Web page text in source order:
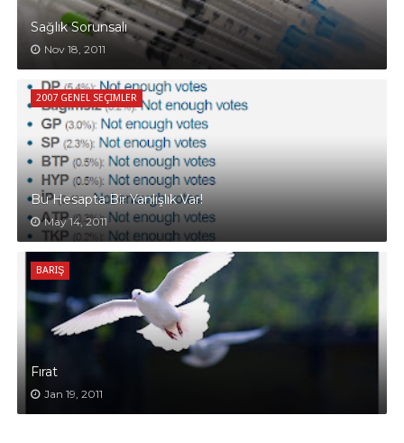
Sağlık Sorunsalı
Nov 18, 2011
2007 GENEL SEÇIMLER
Bu Hesapta Bir Yanlışlık Var!
May 14, 2011
BARIŞ
Fırat
Jan 19, 2011